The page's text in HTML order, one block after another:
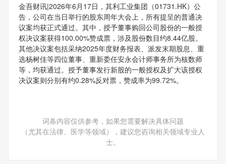
金吾财讯|2026年6月17日，其利工业集团（01731.HK）公
告，公司在当日举行的股东周年大会上，所有提呈的普通决
议案均获正式通过。其中，授予董事购回公司股份的一般授
权决议案获得100.00%赞成票，涉及股份数目约8.44亿股。
其他决议案包括采纳2025年度财务报表、派发末期股息、重
选杨树佳等四位董事、重新委任安永会计师事务所为核数师
等，均获通过。授予董事发行新股的一般授权及扩大该授权
决议案则分别有约0.28%反对票，赞成率为99.72%。
词条内容仅供参考，如果您需要解决具体问题
（尤其在法律、医学等领域），建议您咨询相关领域专业人
士。